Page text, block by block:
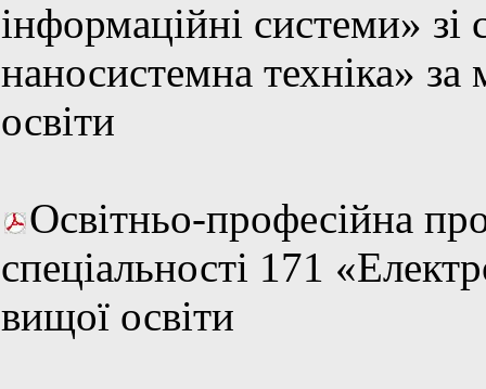
інформаційні системи»
наносистемна техніка»
освіти
Освітньо-професійна
спеціальності 171
вищої освіти